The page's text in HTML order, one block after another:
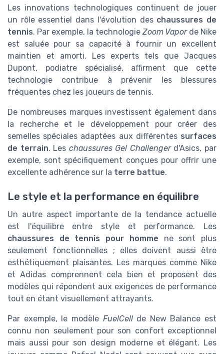
Les innovations technologiques continuent de jouer
un rôle essentiel dans l'évolution des chaussures de
tennis. Par exemple, la technologieZoom Vaporde Nike
est saluée pour sa capacité à fournir un excellent
maintien et amorti. Les experts tels que Jacques
Dupont, podiatre spécialisé, affirment que cette
technologie contribue à prévenir les blessures
fréquentes chez les joueurs de tennis.
De nombreuses marques investissent également dans
la recherche et le développement pour créer des
semelles spéciales adaptées aux différentessurfaces
de terrain. Les chaussures Gel Challengerd'Asics, par
exemple, sont spécifiquement conçues pour offrir une
excellente adhérence sur la terre battue.
Le style et la performance en équilibre
Un autre aspect importante de la tendance actuelle
est l'équilibre entre style et performance. Les
chaussures de tennis pour homme ne sont plus
seulement fonctionnelles ; elles doivent aussi être
esthétiquement plaisantes. Les marques comme Nike
et Adidas comprennent cela bien et proposent des
modèles qui répondent aux exigences de performance
tout en étant visuellement attrayants.
Par exemple, le modèle FuelCellde New Balance est
connu non seulement pour son confort exceptionnel
mais aussi pour son design moderne et élégant. Les